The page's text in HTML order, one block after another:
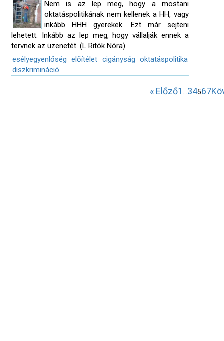
Nem is az lep meg, hogy a mostani
oktatáspolitikának nem kellenek a HH, vagy
inkább HHH gyerekek. Ezt már sejteni
lehetett. Inkább az lep meg, hogy vállalják ennek a
tervnek az üzenetét. (L Ritók Nóra)
esélyegyenlőség előítélet cigányság oktatáspolitika
diszkrimináció
« Előző1 34567